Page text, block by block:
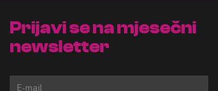
Prijavi se na mjesečni
newsletter